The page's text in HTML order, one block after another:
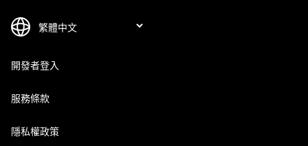
開發者登入
服務條款
隱私權政策